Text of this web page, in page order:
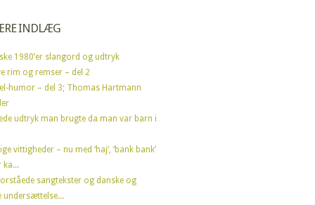
INDLÆG
1980’er slangord og udtryk
rim og remser – del 2
humor – del 3; Thomas Hartmann
udtryk man brugte da man var barn i
vittigheder – nu med ‘haj’, ‘bank bank’
ka...
sangtekster og danske og
undersættelse...